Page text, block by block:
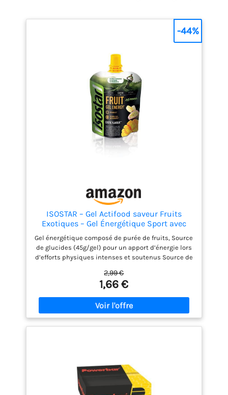
ISOSTAR – Gel Actifood saveur Fruits
Exotiques – Gel Énergétique Sport avec
Glucides, Source de Vitamines B1, C & E –
Running, Vélo & Trail – 90 g
Gel énergétique composé de purée de fruits, Source
de glucides (45g/gel) pour un apport d’énergie lors
d’efforts physiques intenses et soutenus Source de
énergétique normal, Source de vitamine C
contribuant à réduire la fatigue, Source de vitamine
E contribuant à protéger les cellules contre le
stress oxydatif Idéal à consommer pendant un
effort intense et de longue durée (> 1h30), Peut être
pris en plusieurs fois Gourde à boire pratique et
Actifood Exotif Fruits Isostar, Poids net : 90 g, Art. No.
199482
2,99 €
1,66 €
-44%